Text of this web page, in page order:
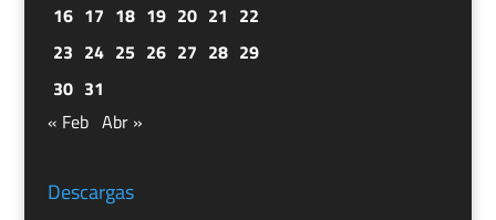
16 17 18 19 20 21 22
23 24 25 26 27 28 29
30 31
« Feb Abr »
Descargas